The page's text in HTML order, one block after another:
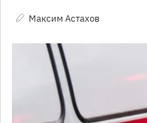
Максим Астахов